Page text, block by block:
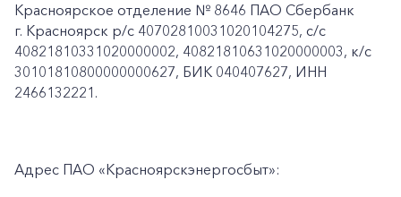
Красноярское отделение № 8646 ПАО Сбербанк
г. Красноярск p/c 40702810031020104275, с/с
40821810331020000002, 40821810631020000003, к/c
30101810800000000627, БИК 040407627, ИНН
2466132221.
Адрес ПАО «Красноярскэнергосбыт»: